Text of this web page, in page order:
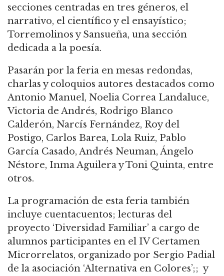
secciones centradas en tres géneros, el
narrativo, el científico y el ensayístico;
Torremolinos y Sansueña, una sección
dedicada a la poesía.
Pasarán por la feria en mesas redondas,
charlas y coloquios autores destacados como
Antonio Manuel, Noelia Correa Landaluce,
Victoria de Andrés, Rodrigo Blanco
Calderón, Narcís Fernández, Roy del
Postigo, Carlos Barea, Lola Ruiz, Pablo
García Casado, Andrés Neuman, Ángelo
Néstore, Inma Aguilera y Toni Quinta, entre
otros.
La programación de esta feria también
incluye cuentacuentos; lecturas del
proyecto ‘Diversidad Familiar’ a cargo de
alumnos participantes en el IV Certamen
Microrrelatos, organizado por Sergio Padial
de la asociación ‘Alternativa en Colores’;; y